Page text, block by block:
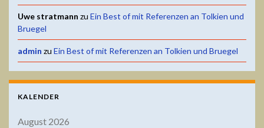
Uwe stratmann zu Ein Best of mit Referenzen an Tolkien und
Bruegel
admin zu Ein Best of mit Referenzen an Tolkien und Bruegel
KALENDER
August 2026